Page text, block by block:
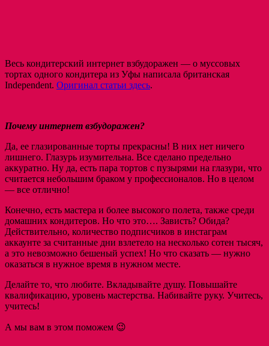
Весь кондитерский интернет взбудоражен — о муссовых
тортах одного кондитера из Уфы написала британская
Independent. Оригинал статьи здесь.
Почему интернет взбудоражен?
Да, ее глазированные торты прекрасны! В них нет ничего
лишнего. Глазурь изумительна. Все сделано предельно
аккуратно. Ну да, есть пара тортов с пузырями на глазури, что
считается небольшим браком у профессионалов. Но в целом
— все отлично!
Конечно, есть мастера и более высокого полета, также среди
домашних кондитеров. Но что это…. Зависть? Обида?
Действительно, количество подписчиков в инстаграм
аккаунте за считанные дни взлетело на несколько сотен тысяч,
а это невозможно бешеный успех! Но что сказать — нужно
оказаться в нужное время в нужном месте.
Делайте то, что любите. Вкладывайте душу. Повышайте
квалификацию, уровень мастерства. Набивайте руку. Учитесь,
учитесь!
А мы вам в этом поможем 😉